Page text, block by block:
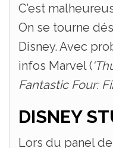
C’est
On se tourne
Disney. Avec
infos Marvel (
Fantastic Four:
DISNEY
Lors du panel